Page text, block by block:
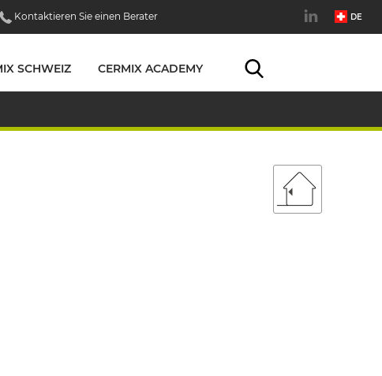
Kontaktieren Sie einen Berater
SCHWEIZ CERMIX ACADEMY
DE